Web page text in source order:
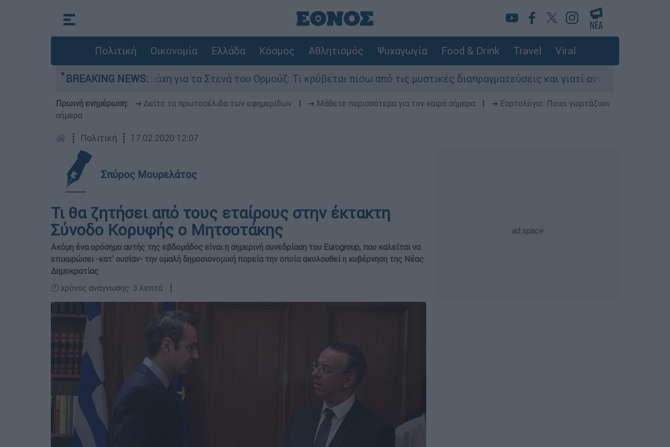
Πολιτική Οικονομία Ελλάδα Κόσμος Αθλητισμός Ψυχαγωγία Food & Drink Travel Viral
BREAKING NEWS:
Αυγούστου Η μάχη για τα Στενά του Ορμούζ: Τι κρύβεται πίσω από τις μυστικές διαπραγματεύσεις και γιατί αντιδρούν οι ΗΠΑ
Πρωινή ενημέρωση: ➔ Δείτε τα πρωτοσέλιδα των εφημερίδων ➔ Μάθετε περισσότερα για τον καιρό σήμερα
➔ Εορτολόγιο: Ποιοι γιορτάζουν
σήμερα
┋ Πολιτική ┋ 17.02.2020 12:07
Σπύρος Μουρελάτος
Τι θα ζητήσει από τους εταίρους στην έκτακτη
Σύνοδο Κορυφής ο Μητσοτάκης
Ακόμη ένα ορόσημο αυτής της εβδομάδος είναι η σημερινή συνεδρίαση του Eurogroup, που καλείται να
επικυρώσει -κατ' ουσίαν- την ομαλή δημοσιονομική πορεία την οποία ακολουθεί η κυβέρνηση της Νέας
Δημοκρατίας
🕛 χρόνος ανάγνωσης: 3 λεπτά ┋